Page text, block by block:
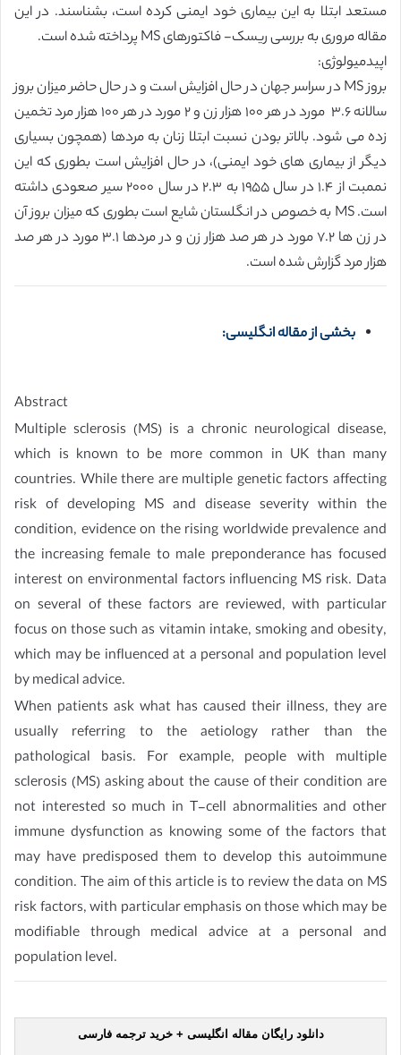
مستعد ابتلا به این بیماری خود ایمنی کرده است، بشناسند. در این
مقاله مروری به بررسی ریسک- فاکتورهای MS پرداخته شده است.
‏اپیدمیولوژی:
‏بروز MS در سراسر جهان در حال افزایش است و در حال حاضر میزان بروز
سالانه ٣.۶ ‏ مورد در هر ١٠٠ ‏هزار زن و ٢ ‏مورد در هر ١٠٠ ‏هزار مرد تخمین
زده می شود. بالاتر بودن نسبت ابتلا زنان به مردها (همچون بسیاری
دیگر از بیماری های خود ایمنی)، در حال افزایش است بطوری که این
نممبت از ١.۴ ‏در سال ١٩۵۵ ‏به ٢.٣ ‏در سال ٢٠٠٠ ‏سیر صعودی داشته
است. MS به خصوص در انگلستان شایع است بطوری که میزان بروز آن
در زن ها ٧.٢ مورد در هر صد هزار زن و در مردها ٣.١ ‏مورد در هر صد
هزار مرد گزارش شده است.
بخشی از مقاله انگلیسی:
Abstract
Multiple sclerosis (MS) is a chronic neurological disease,
which is known to be more common in UK than many
countries. While there are multiple genetic factors affecting
risk of developing MS and disease severity within the
condition, evidence on the rising worldwide prevalence and
the increasing female to male preponderance has focused
interest on environmental factors influencing MS risk. Data
on several of these factors are reviewed, with particular
focus on those such as vitamin intake, smoking and obesity,
which may be influenced at a personal and population level
by medical advice.
When patients ask what has caused their illness, they are
usually referring to the aetiology rather than the
pathological basis. For example, people with multiple
sclerosis (MS) asking about the cause of their condition are
not interested so much in T-cell abnormalities and other
immune dysfunction as knowing some of the factors that
may have predisposed them to develop this autoimmune
condition. The aim of this article is to review the data on MS
risk factors, with particular emphasis on those which may be
modifiable through medical advice at a personal and
population level.
دانلود رایگان مقاله انگلیسی + خرید ترجمه فارسی